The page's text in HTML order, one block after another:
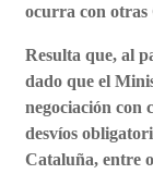
ocurra con otras
Resulta que, al
dado que el
negociación con
desvíos
Cataluña, entre